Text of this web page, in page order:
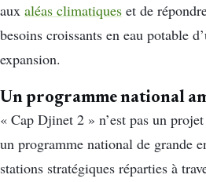
aux aléas climatiques et de
besoins croissants en eau potable
expansion.
Un programme national
« Cap Djinet 2 » n’est pas un
un programme national de grande
stations stratégiques réparties à